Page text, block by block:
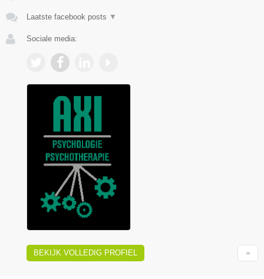
Laatste facebook posts ▼
Sociale media:
BEKIJK VOLLEDIG PROFIEL